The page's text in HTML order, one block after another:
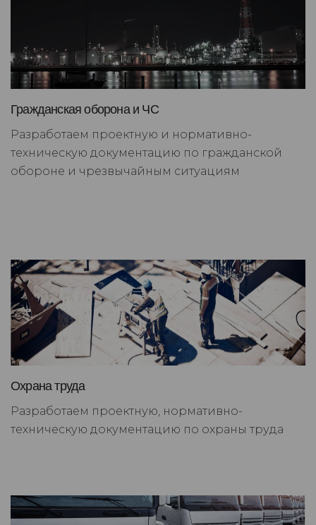
Гражданская оборона и ЧС
Разработаем проектную и нормативно-
техническую документацию по гражданской
обороне и чрезвычайным ситуациям
Охрана труда
Разработаем проектную, нормативно-
техническую документацию по охраны труда